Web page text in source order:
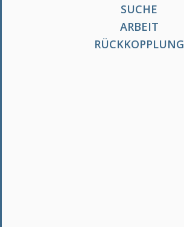
SUCHE
ARBEIT
RÜCKKOPPLUNG